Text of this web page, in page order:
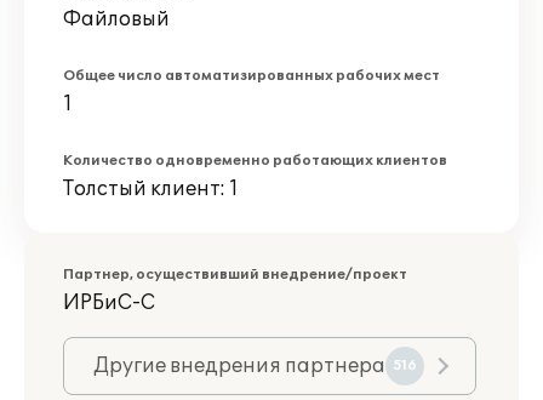
Файловый
Общее число автоматизированных рабочих мест
1
Количество одновременно работающих клиентов
Толстый клиент: 1
Партнер, осуществивший внедрение/проект
ИРБиС-С
Другие внедрения партнера 516